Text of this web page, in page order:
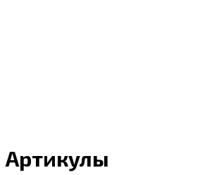
Артикулы